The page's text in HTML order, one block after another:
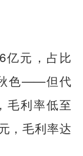
亿元，占比
色——但代
毛利率低至
，毛利率达